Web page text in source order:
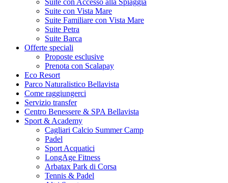
Suite con Vista Mare
Suite Familiare con Vista Mare
Suite Petra
Suite Barca
Offerte speciali
Proposte esclusive
Prenota con Scalapay
Eco Resort
Parco Naturalistico Bellavista
Come raggiungerci
Servizio transfer
Centro Benessere & SPA Bellavista
Sport & Academy
Cagliari Calcio Summer Camp
Padel
Sport Acquatici
LongAge Fitness
Arbatax Park di Corsa
Tennis & Padel